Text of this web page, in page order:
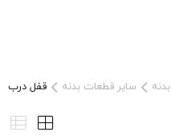
بدنه سایر قطعات بدنه قفل درب